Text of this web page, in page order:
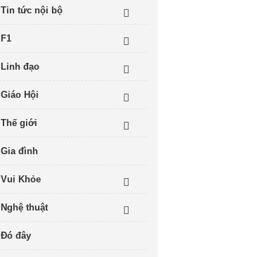
Tin tức nội bộ
F1
Linh đạo
Giáo Hội
Thế giới
Gia đình
Vui Khỏe
Nghệ thuật
Đó đây